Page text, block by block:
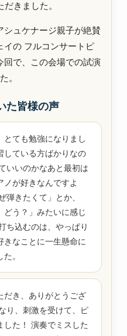
きました。
シュケナージ親子が絶賛
イの フルコンサートピ
回で、この会場での試演
。
た皆様の声
とても勉強になりまし
している方ばかりなの
いいのかなあと最初は
ノが好きなんですよ
弾きたくて」とか、
どう？」みたいに感じ
ち込むのは、やっぱり
きなことに一生懸命に
。
だき、ありがとうござ
り、刺激を受けて、ピ
した！ 演奏でミスした